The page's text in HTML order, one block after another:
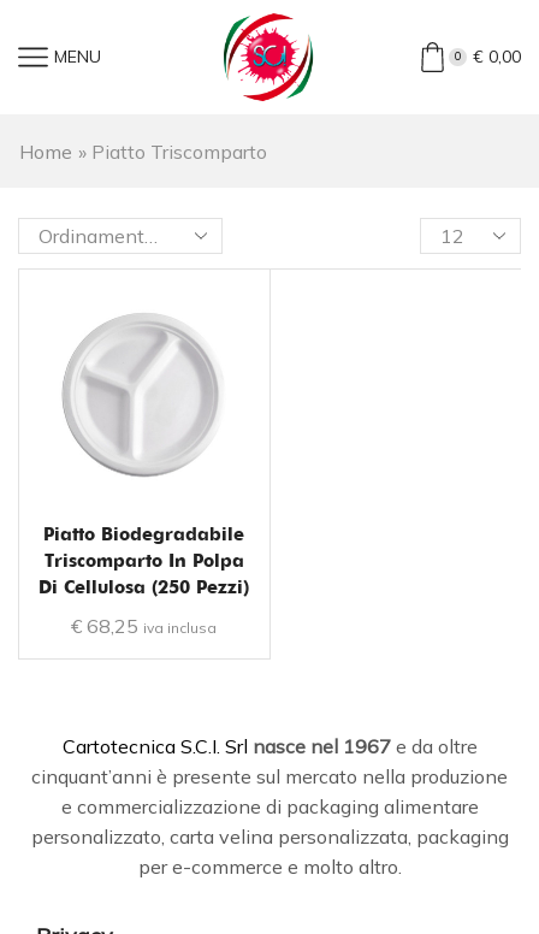
MENU 0 €0,00
Home » Piatto Triscomparto
Piatto Biodegradabile
Triscomparto In Polpa
Di Cellulosa (250 Pezzi)
€ 68,25 iva inclusa
Cartotecnica S.C.I. Srl nasce nel 1967e da oltre
cinquant’anni è presente sul mercato nella produzione
e commercializzazione di packaging alimentare
personalizzato, carta velina personalizzata, packaging
per e-commerce e molto altro.